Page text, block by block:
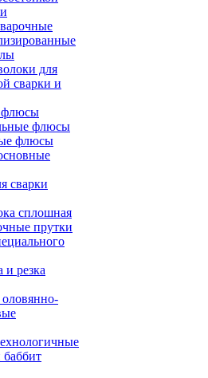
для
сварки и
флюсы
флюсы
сварки
сплошная
прутки
и резка